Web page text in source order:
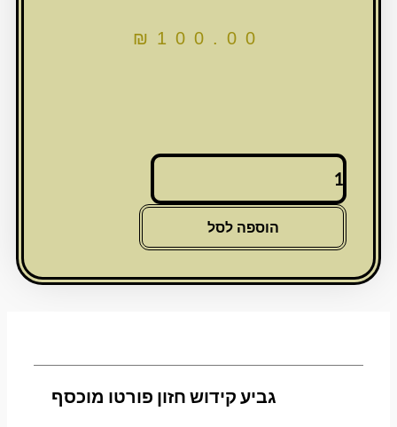
₪ 100.00
כמות
גביע
חזון
מוכסף
הוספה לסל
גביע קידוש חזון פורטו מוכסף